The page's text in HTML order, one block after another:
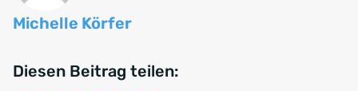
Michelle Körfer
Diesen Beitrag teilen: